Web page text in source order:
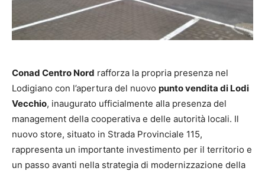
Conad Centro Nord rafforza la propria presenza nel
Lodigiano con l’apertura del nuovo punto vendita di Lodi
Vecchio, inaugurato ufficialmente alla presenza del
management della cooperativa e delle autorità locali. Il
nuovo store, situato in Strada Provinciale 115,
rappresenta un importante investimento per il territorio e
un passo avanti nella strategia di modernizzazione della